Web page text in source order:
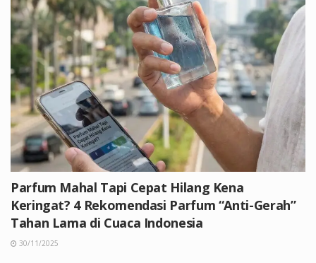
Parfum Mahal Tapi Cepat Hilang Kena
Keringat? 4 Rekomendasi Parfum “Anti-Gerah”
Tahan Lama di Cuaca Indonesia
30/11/2025